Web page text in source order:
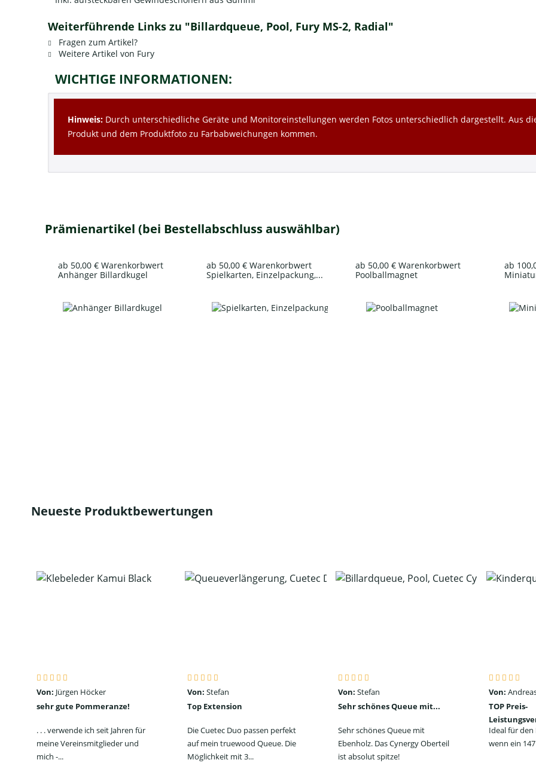
Weiterführende Links zu "Billardqueue, Pool, Fury MS-2, Radial"
Fragen zum Artikel?
Weitere Artikel von Fury
WICHTIGE INFORMATIONEN:
Hinweis: Durch unterschiedliche Geräte und Monitoreinstellungen werden Fotos unterschiedlich dargestellt. Aus
Produkt und dem Produktfoto zu Farbabweichungen kommen.
Prämienartikel (bei Bestellabschluss auswählbar)
ab 50,00 € Warenkorbwert
Anhänger Billardkugel
ab 50,00 € Warenkorbwert
Spielkarten, Einzelpackung,...
ab 50,00 € Warenkorbwert
Poolballmagnet
ab
Neueste Produktbewertungen
Von: Jürgen Höcker
sehr gute Pommeranze!
. . . verwende ich seit Jahren für
meine Vereinsmitglieder und
mich -...
Von: Stefan
Top Extension
Die Cuetec Duo passen perfekt
auf mein truewood Queue. Die
Möglichkeit mit 3...
Von: Stefan
Sehr schönes Queue mit...
Sehr schönes Queue mit
Ebenholz. Das Cynergy Oberteil
ist absolut spitze!
Von:
TOP Preis-
Ideal für
wenn ein